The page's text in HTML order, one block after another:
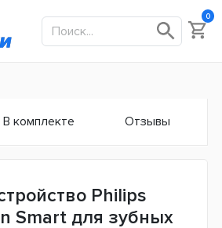
0
В комплекте Отзывы
Philips
Smart для зубных